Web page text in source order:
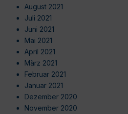
August 2021
Juli 2021
Juni 2021
Mai 2021
April 2021
März 2021
Februar 2021
Januar 2021
Dezember 2020
November 2020